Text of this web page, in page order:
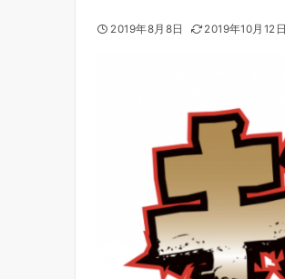
2019年8月8日 2019年10月12日